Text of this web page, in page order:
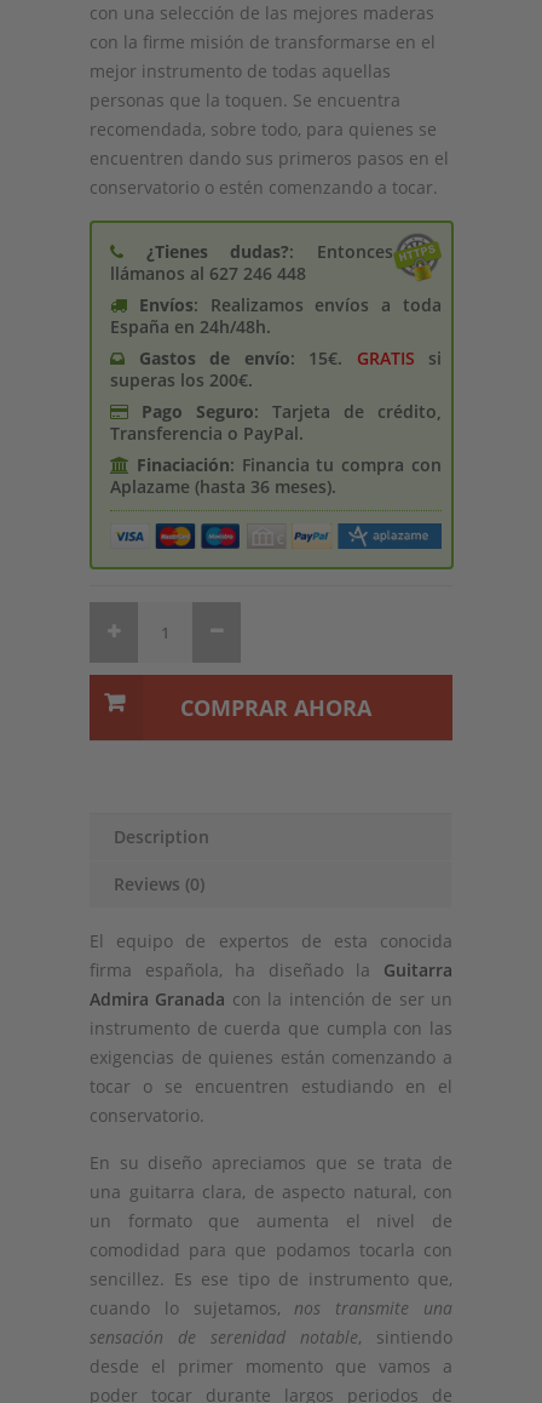
con una selección de las mejores maderas
con la firme misión de transformarse en el
mejor instrumento de todas aquellas
personas que la toquen. Se encuentra
recomendada, sobre todo, para quienes se
encuentren dando sus primeros pasos en el
conservatorio o estén comenzando a tocar.
¿Tienes dudas?: Entonces
llámanos al 627 246 448
Envíos: Realizamos envíos a toda
España en 24h/48h.
Gastos de enví­o: 15€. GRATIS si
superas los 200€.
Pago Seguro: Tarjeta de crédito,
Transferencia o PayPal.
Finaciación: Financia tu compra con
Aplazame (hasta 36 meses).
COMPRAR AHORA
Description
Reviews (0)
El equipo de expertos de esta conocida
firma española, ha diseñado la Guitarra
Admira Granada con la intención de ser un
instrumento de cuerda que cumpla con las
exigencias de quienes están comenzando a
tocar o se encuentren estudiando en el
conservatorio.
En su diseño apreciamos que se trata de
una guitarra clara, de aspecto natural, con
un formato que aumenta el nivel de
comodidad para que podamos tocarla con
sencillez. Es ese tipo de instrumento que,
cuando lo sujetamos, nos transmite una
sensación de serenidad notable, sintiendo
desde el primer momento que vamos a
poder tocar durante largos periodos de